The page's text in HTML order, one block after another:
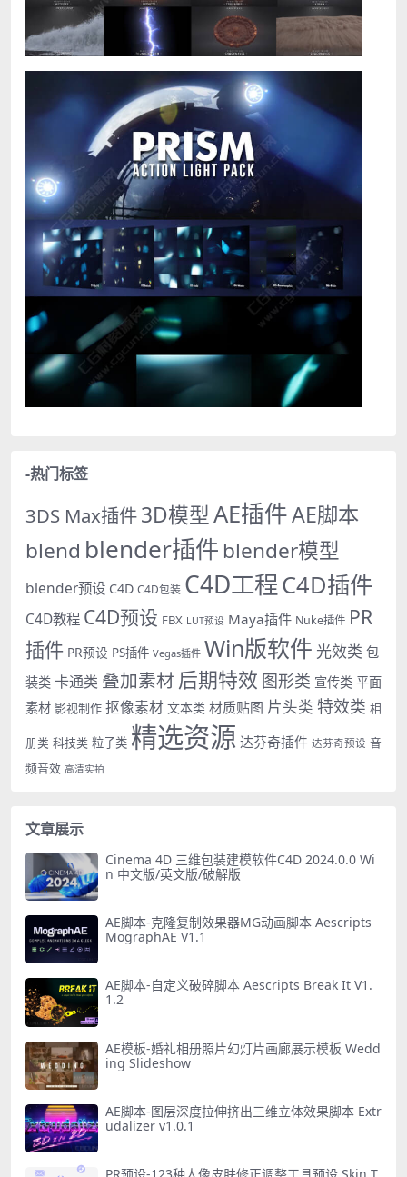
-热门标签
3DS Max插件3D模型AE插件AE脚本
blend blender插件 blender模型
blender预设 C4D C4D包装 C4D工程C4D插件
C4D教程 C4D预设 FBX LUT预设 Maya插件 Nuke插件 PR
插件 PR预设 PS插件 Vegas插件 Win版软件 光效类 包
装类 卡通类 叠加素材 后期特效 图形类 宣传类 平面
素材 影视制作 抠像素材 文本类 材质贴图 片头类 特效类 相
册类 科技类 粒子类 精选资源 达芬奇插件 达芬奇预设 音
频音效 高清实拍
文章展示
Cinema 4D 三维包装建模软件C4D 2024.0.0 Wi
n 中文版/英文版/破解版
AE脚本-克隆复制效果器MG动画脚本 Aescripts
MographAE V1.1
AE脚本-自定义破碎脚本 Aescripts Break It V1.
1.2
AE模板-婚礼相册照片幻灯片画廊展示模板 Wedd
ing Slideshow
AE脚本-图层深度拉伸挤出三维立体效果脚本 Extr
udalizer v1.0.1